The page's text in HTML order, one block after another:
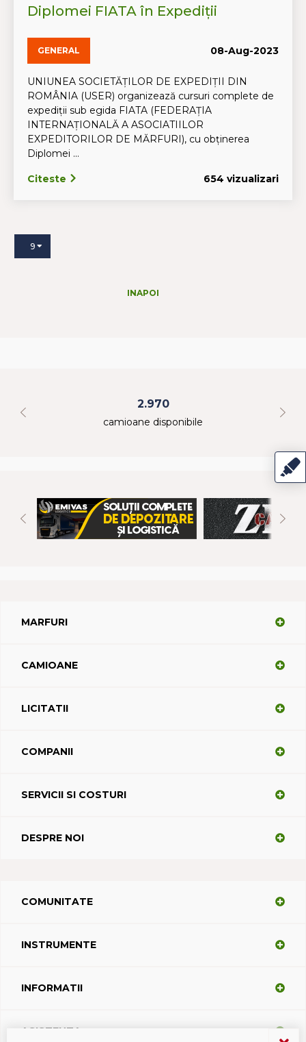
Diplomei FIATA în Expediții
GENERAL 08-Aug-2023
UNIUNEA SOCIETĂȚILOR DE EXPEDIȚII DIN
ROMÂNIA (USER) organizează cursuri complete de
expediții sub egida FIATA (FEDERAȚIA
INTERNAȚIONALĂ A ASOCIATIILOR
EXPEDITORILOR DE MĂRFURI), cu obținerea
Diplomei ...
Citeste 654 vizualizari
9
INAPOI
2.970
camioane disponibile
MARFURI
CAMIOANE
LICITATII
COMPANII
SERVICII SI COSTURI
DESPRE NOI
COMUNITATE
INSTRUMENTE
INFORMATII
ASISTENTA